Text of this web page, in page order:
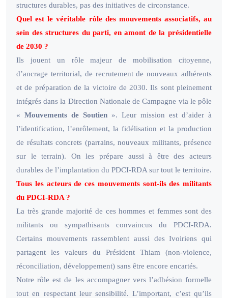
structures durables, pas des initiatives de circonstance.
Quel est le véritable rôle des mouvements associatifs, au
sein des structures du parti, en amont de la présidentielle
de 2030 ?
Ils jouent un rôle majeur de mobilisation citoyenne,
d’ancrage territorial, de recrutement de nouveaux adhérents
et de préparation de la victoire de 2030. Ils sont pleinement
intégrés dans la Direction Nationale de Campagne via le pôle
« Mouvements de Soutien ». Leur mission est d’aider à
l’identification, l’enrôlement, la fidélisation et la production
de résultats concrets (parrains, nouveaux militants, présence
sur le terrain). On les prépare aussi à être des acteurs
durables de l’implantation du PDCI-RDA sur tout le territoire.
Tous les acteurs de ces mouvements sont-ils des militants
du PDCI-RDA ?
La très grande majorité de ces hommes et femmes sont des
militants ou sympathisants convaincus du PDCI-RDA.
Certains mouvements rassemblent aussi des Ivoiriens qui
partagent les valeurs du Président Thiam (non-violence,
réconciliation, développement) sans être encore encartés.
Notre rôle est de les accompagner vers l’adhésion formelle
tout en respectant leur sensibilité. L’important, c’est qu’ils